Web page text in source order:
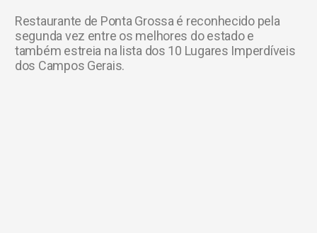
Restaurante de Ponta Grossa é reconhecido pela
segunda vez entre os melhores do estado e
também estreia na lista dos 10 Lugares Imperdíveis
dos Campos Gerais.